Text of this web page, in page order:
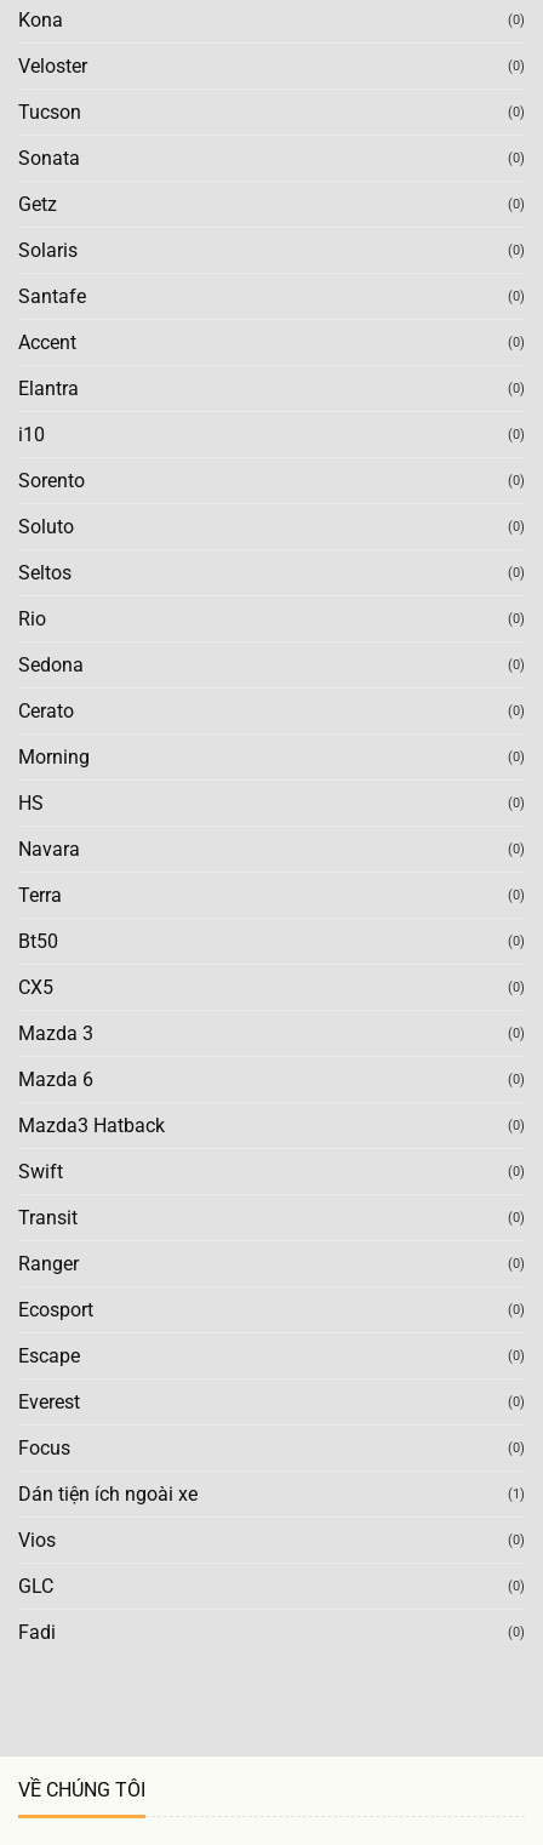
Kona (0)
Veloster (0)
Tucson (0)
Sonata (0)
Getz (0)
Solaris (0)
Santafe (0)
Accent (0)
Elantra (0)
i10 (0)
Sorento (0)
Soluto (0)
Seltos (0)
Rio (0)
Sedona (0)
Cerato (0)
Morning (0)
HS (0)
Navara (0)
Terra (0)
Bt50 (0)
CX5 (0)
Mazda 3 (0)
Mazda 6 (0)
Mazda3 Hatback (0)
Swift (0)
Transit (0)
Ranger (0)
Ecosport (0)
Escape (0)
Everest (0)
Focus (0)
Dán tiện ích ngoài xe (1)
Vios (0)
GLC (0)
Fadi (0)
VỀ CHÚNG TÔI